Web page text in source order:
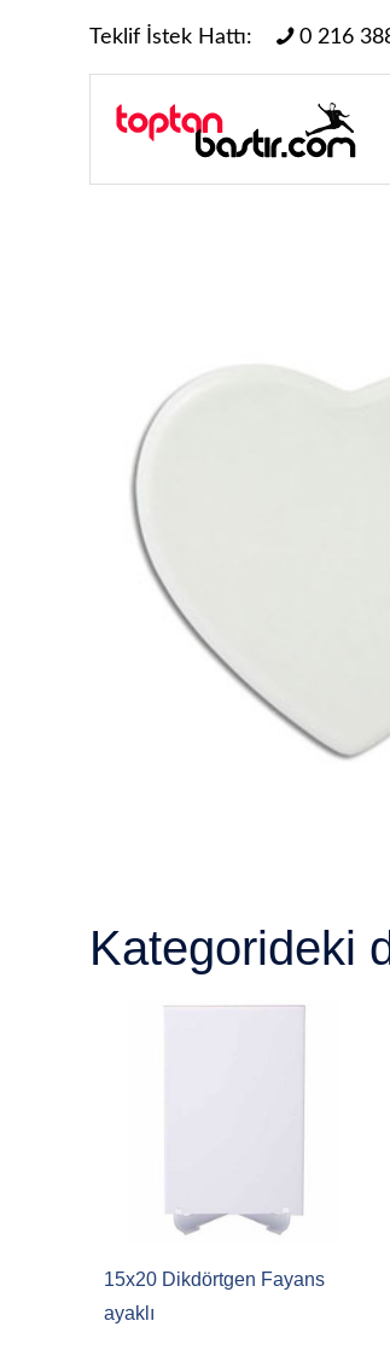
Teklif İstek Hattı: 0 216
Kategorideki
15x20 Dikdörtgen Fayans
ayaklı